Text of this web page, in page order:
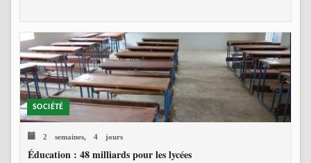
SOCIÉTÉ
2 semaines, 4 jours
Éducation : 48 milliards pour les lycées